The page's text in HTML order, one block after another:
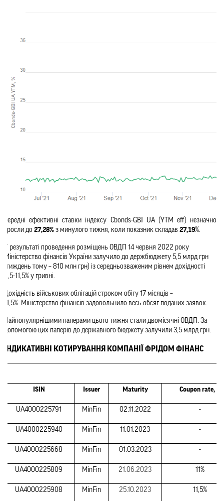
Середні ефективні ставки індексу Cbonds-GBI UA (YTM eff) незначно
зросли до 27,28% з минулого тижня, коли показник складав 27,19%.
У результаті проведення розміщень ОВДП 14 червня 2022 року
Міністерство фінансів України залучило до держбюджету 5,5 млрд грн
(тиждень тому – 810 млн грн) із середньозваженим рівнем дохідності
9,5-11,5% у гривні.
Дохідність військових облігацій строком обігу 17 місяців –
11,5%. Міністерство фінансів задовольнило весь обсяг поданих заявок.
Найпопулярнішими паперами цього тижня стали двомісячні ОВДП. За
допомогою цих паперів до державного бюджету залучили 3,5 млрд грн.
ІНДИКАТИВНІ КОТИРУВАННЯ КОМПАНІЇ ФРІДОМ ФІНАНС
ISIN Issuer Maturity Coupon rate, %
UA4000225791 MinFin 02.11.2022 -
UA4000225940 MinFin 11.01.2023 -
UA4000225668 MinFin 01.03.2023 -
UA4000225809 MinFin 21.06.2023 11%
UA4000225908 MinFin 25.10.2023 11,5%